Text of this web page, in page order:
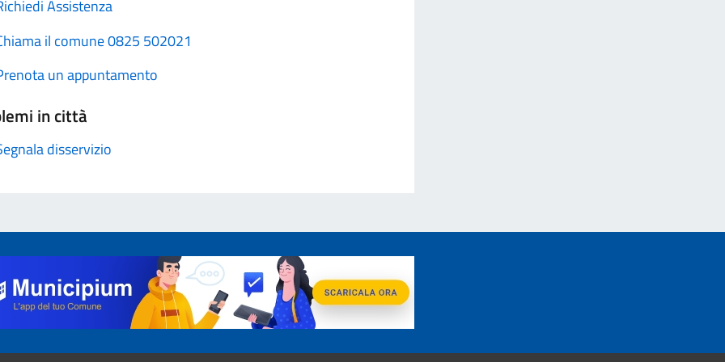
Assistenza
il comune 0825 502021
un appuntamento
in città
disservizio